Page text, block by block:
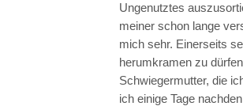
Ungenutztes
meiner schon lange
mich sehr. Einerseits
herumkramen zu
Schwiegermutter, die
ich einige Tage